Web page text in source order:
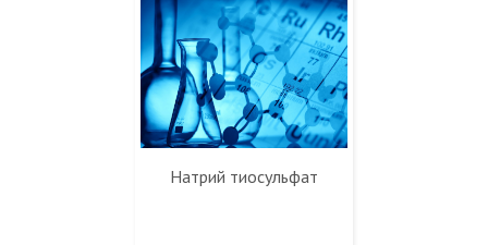
Натрий тиосульфат